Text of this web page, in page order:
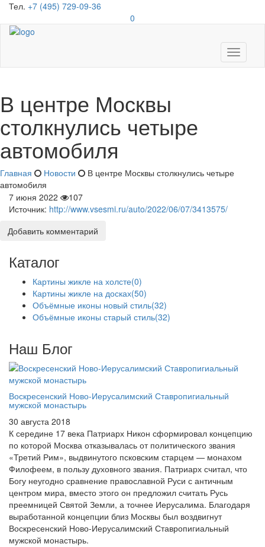
Тел. +7 (495) 729-09-36
0
Toggle
В центре Москвы
столкнулись четыре
автомобиля
Главная Новости
В центре Москвы столкнулись четыре
автомобиля
7 июня 2022
107
Источник: http://www.vsesmi.ru/auto/2022/06/07/3413575/
Добавить комментарий
Каталог
Картины жикле на холсте(0)
Картины жикле на досках(50)
Объёмные иконы новый стиль(32)
Объёмные иконы старый стиль(32)
Наш Блог
Воскресенский Ново-Иерусалимский Ставропигиальный
мужской монастырь
30 августа 2018
К середине 17 века Патриарх Никон сформировал концепцию
по которой Москва отказывалась от политического звания
«Третий Рим», выдвинутого псковским старцем — монахом
Филофеем, в пользу духовного звания. Патриарх считал, что
Богу неугодно сравнение православной Руси с античным
центром мира, вместо этого он предложил считать Русь
преемницей Святой Земли, а точнее Иерусалима. Благодаря
выработанной концепции близ Москвы был воздвигнут
Воскресенский Ново-Иерусалимский Ставропигиальный
мужской монастырь.